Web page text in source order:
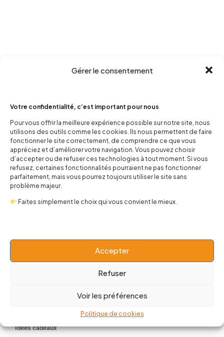
Gérer le consentement
Votre confidentialité, c’est important pour nous
Pour vous offrir la meilleure expérience possible sur notre site, nous
utilisons des outils comme les cookies. Ils nous permettent de faire
fonctionner le site correctement, de comprendre ce que vous
appréciez et d’améliorer votre navigation. Vous pouvez choisir
d’accepter ou de refuser ces technologies à tout moment. Si vous
refusez, certaines fonctionnalités pourraient ne pas fonctionner
parfaitement, mais vous pourrez toujours utiliser le site sans
problème majeur.
Faites simplement le choix qui vous convient le mieux.
Accepter
Refuser
Voir les préférences
Politique de cookies
contact@popnbaby.com
+33 01 64 62 14 89
Follow us
Boutique
Idées cadeaux